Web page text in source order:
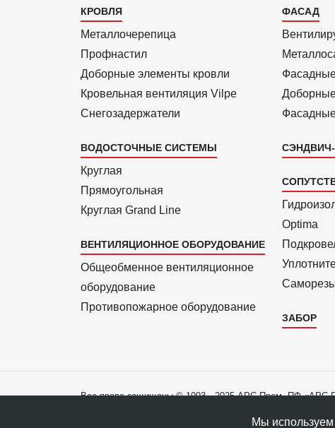
Каталог
1
КРОВЛЯ
Металлочерепица
Профнастил
Доборные элементы кровли
Кровельная вентиляция Vilpe
Снегозадержатели
ВОДОСТОЧНЫЕ СИСТЕМЫ
Круглая
Прямоуголь­ная
Круглая Grand Line
ВЕНТИЛЯЦИОННОЕ ОБОРУДОВАНИЕ
Общеобменное вентиляционное
оборудование
Противопожарное оборудование
Каталог
2
ФАСАД
Optima
ЗАБОР
Все права защищены © 1993—2025 АРС-Пром, ПФ «АРС-
Политика конфиденциальности данных
Мы